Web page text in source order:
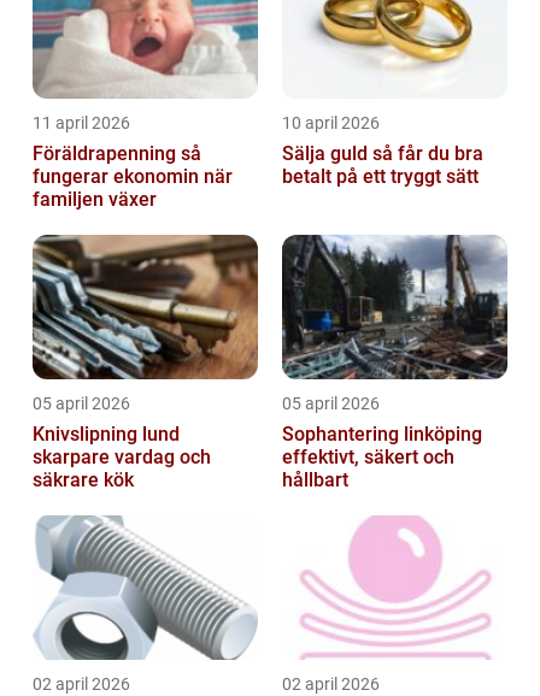
11 april 2026
Föräldrapenning så
fungerar ekonomin när
familjen växer
10 april 2026
Sälja guld så får du bra
betalt på ett tryggt sätt
05 april 2026
Knivslipning lund
skarpare vardag och
säkrare kök
05 april 2026
Sophantering linköping
effektivt, säkert och
hållbart
02 april 2026 02 april 2026